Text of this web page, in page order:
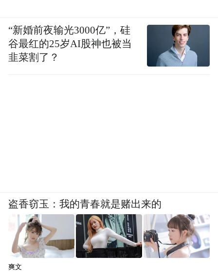
“新婚前夜输光3000亿”，硅
谷最红的25岁AI股神也被当
韭菜割了？
盗香窃玉：我的青春就是赌出来的
爽文